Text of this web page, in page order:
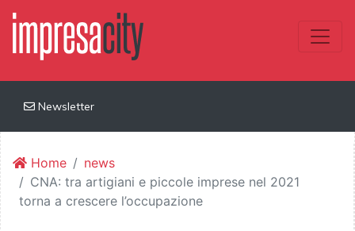
Newsletter
Home
news
CNA: tra artigiani e piccole imprese nel 2021
torna a crescere l’occupazione